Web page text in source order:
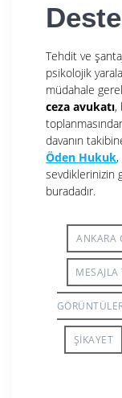
Tehdit ve
psikolojik
müdahale
ceza avukatı,
davanın
Öden Hukuk
sevdiklerinizin
buradadır.
ANKARA
ŞIKAYET